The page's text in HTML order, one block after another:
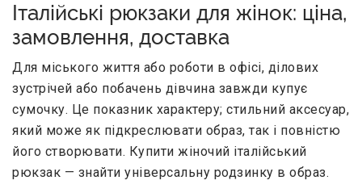
Італійські рюкзаки для жінок: ціна,
замовлення, доставка
Для міського життя або роботи в офісі, ділових
зустрічей або побачень дівчина завжди купує
сумочку. Це показник характеру; стильний аксесуар,
який може як підкреслювати образ, так і повністю
його створювати. Купити жіночий італійський
рюкзак — знайти універсальну родзинку в образ.